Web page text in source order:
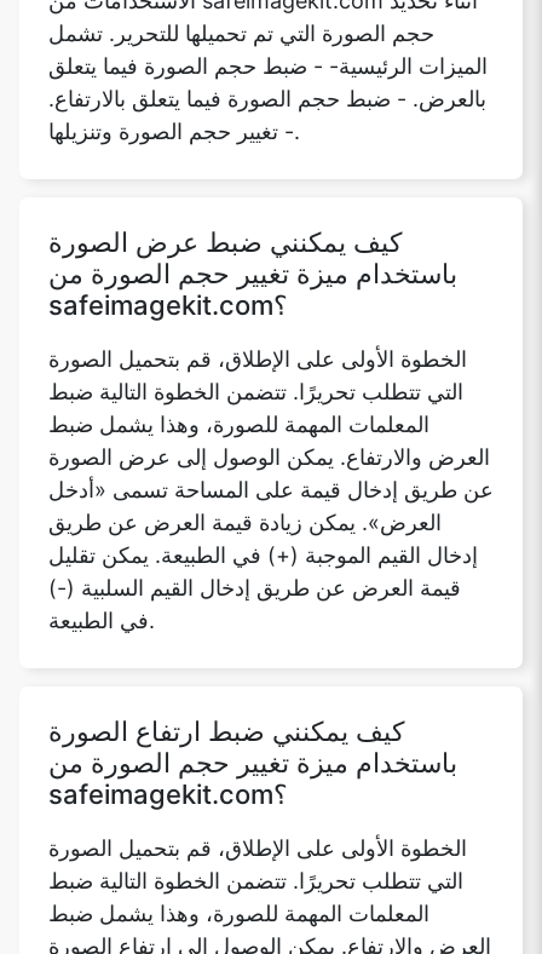
- تغيير حجم الصورة وتنزيلها.
كيف يمكنني ضبط عرض الصورة
الخطوة الأولى على الإطلاق، قم بتحميل الصورة
التي تتطلب تحريرًا. تتضمن الخطوة التالية ضبط
المعلمات المهمة للصورة، وهذا يشمل ضبط
العرض والارتفاع. يمكن الوصول إلى عرض الصورة
عن طريق إدخال قيمة على المساحة تسمى «أدخل
العرض». يمكن زيادة قيمة العرض عن طريق
إدخال القيم الموجبة (+) في الطبيعة. يمكن تقليل
قيمة العرض عن طريق إدخال القيم السلبية (-)
كيف يمكنني ضبط ارتفاع الصورة
الخطوة الأولى على الإطلاق، قم بتحميل الصورة
التي تتطلب تحريرًا. تتضمن الخطوة التالية ضبط
المعلمات المهمة للصورة، وهذا يشمل ضبط
العرض والارتفاع. يمكن الوصول إلى ارتفاع الصورة
عن طريق إدخال قيمة على المساحة تسمى «أدخل
الارتفاع». يمكن زيادة قيمة الارتفاع عن طريق
إدخال القيم الموجبة (+) في الطبيعة. يمكن تقليل